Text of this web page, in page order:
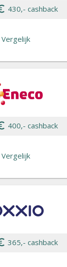
430,- cashback
Vergelijk
400,- cashback
Vergelijk
365,- cashback